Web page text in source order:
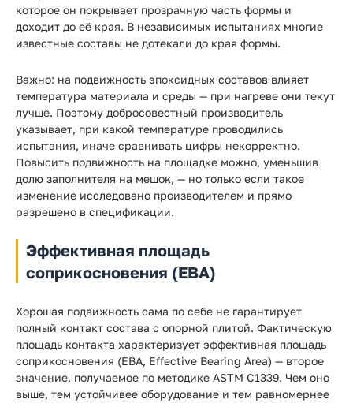
которое он покрывает прозрачную часть формы и
доходит до её края. В независимых испытаниях многие
известные составы не дотекали до края формы.
Важно: на подвижность эпоксидных составов влияет
температура материала и среды — при нагреве они текут
лучше. Поэтому добросовестный производитель
указывает, при какой температуре проводились
испытания, иначе сравнивать цифры некорректно.
Повысить подвижность на площадке можно, уменьшив
долю заполнителя на мешок, — но только если такое
изменение исследовано производителем и прямо
разрешено в спецификации.
Эффективная площадь
соприкосновения (EBA)
Хорошая подвижность сама по себе не гарантирует
полный контакт состава с опорной плитой. Фактическую
площадь контакта характеризует эффективная площадь
соприкосновения (EBA, Effective Bearing Area) — второе
значение, получаемое по методике ASTM C1339. Чем оно
выше, тем устойчивее оборудование и тем равномернее